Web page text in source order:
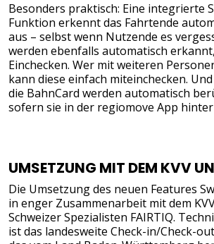
Besonders praktisch: Eine integrierte
Funktion erkennt das Fahrtende
aus – selbst wenn Nutzende es
werden ebenfalls automatisch
Einchecken. Wer mit weiteren
kann diese einfach miteinchecken.
die BahnCard werden automatisch
sofern sie in der regiomove App
UMSETZUNG MIT DEM KVV
Die Umsetzung des neuen Features
in enger Zusammenarbeit mit dem
Schweizer Spezialisten FAIRTIQ.
ist das landesweite Check-in/Check-